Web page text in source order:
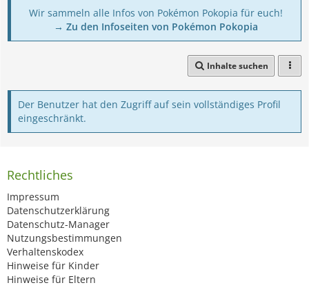
Wir sammeln alle Infos von Pokémon Pokopia für euch!
→ Zu den Infoseiten von Pokémon Pokopia
Inhalte suchen
Der Benutzer hat den Zugriff auf sein vollständiges Profil
eingeschränkt.
Rechtliches
Impressum
Datenschutzerklärung
Datenschutz-Manager
Nutzungsbestimmungen
Verhaltenskodex
Hinweise für Kinder
Hinweise für Eltern